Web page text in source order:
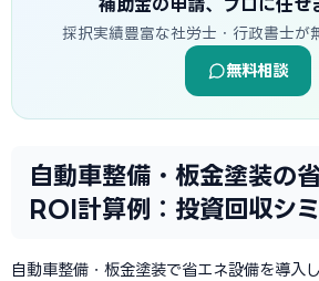
補助金の申請、プロに任せ
採択実績豊富な社労士・行政書士が
無料相談
自動車整備・板金塗装の
ROI計算例：投資回収シ
自動車整備・板金塗装で省エネ設備を導入